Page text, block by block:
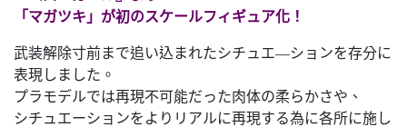
「マガツキ」が初のスケールフィギュア化！
武装解除寸前まで追い込まれたシチュエ―ションを存分に
表現しました。
プラモデルでは再現不可能だった肉体の柔らかさや、
シチュエーションをよりリアルに再現する為に各所に施し